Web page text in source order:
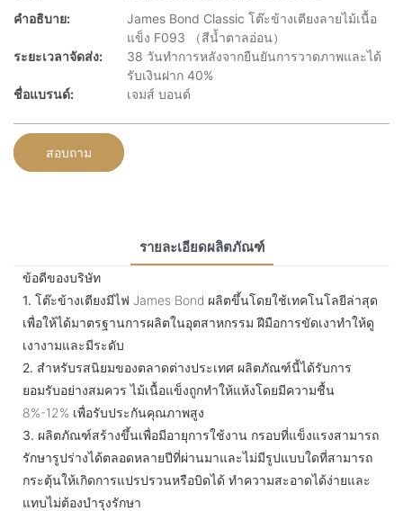
คำอธิบาย:
James Bond Classic โต๊ะข้างเตียงลายไม้เนื้อ
แข็ง F093 （สีน้ำตาลอ่อน）
ระยะเวลาจัดส่ง:
38 วันทำการหลังจากยืนยันการวาดภาพและได้
รับเงินฝาก 40%
ชื่อแบรนด์:
เจมส์ บอนด์
สอบถาม
รายละเอียดผลิตภัณฑ์
ข้อดีของบริษัท
1. โต๊ะข้างเตียงมีไฟ James Bond ผลิตขึ้นโดยใช้เทคโนโลยีล่าสุด
เพื่อให้ได้มาตรฐานการผลิตในอุตสาหกรรม ฝีมือการขัดเงาทำให้ดู
เงางามและมีระดับ
2. สำหรับรสนิยมของตลาดต่างประเทศ ผลิตภัณฑ์นี้ได้รับการ
ยอมรับอย่างสมควร ไม้เนื้อแข็งถูกทำให้แห้งโดยมีความชื้น
8%-12% เพื่อรับประกันคุณภาพสูง
3. ผลิตภัณฑ์สร้างขึ้นเพื่อมีอายุการใช้งาน กรอบที่แข็งแรงสามารถ
รักษารูปร่างได้ตลอดหลายปีที่ผ่านมาและไม่มีรูปแบบใดที่สามารถ
กระตุ้นให้เกิดการแปรปรวนหรือบิดได้ ทำความสะอาดได้ง่ายและ
แทบไม่ต้องบำรุงรักษา